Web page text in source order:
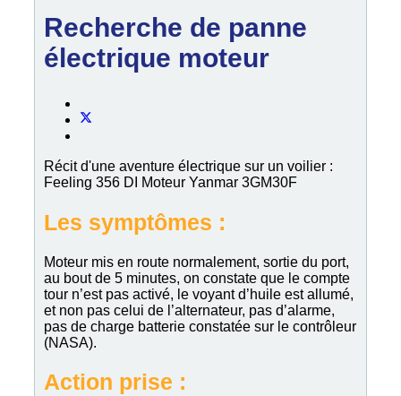
Recherche de panne
électrique moteur
Récit d'une aventure électrique sur un voilier :
Feeling 356 DI Moteur Yanmar 3GM30F
Les symptômes :
Moteur mis en route normalement, sortie du port,
au bout de 5 minutes, on constate que le compte
tour n’est pas activé, le voyant d’huile est allumé,
et non pas celui de l’alternateur, pas d’alarme,
pas de charge batterie constatée sur le contrôleur
(NASA).
Action prise :